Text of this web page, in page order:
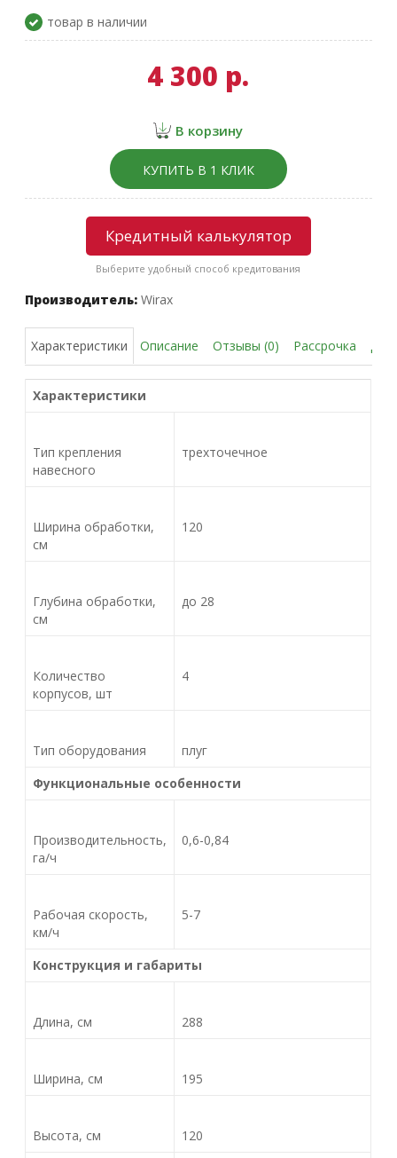
товар в наличии
4 300 р.
В корзину
КУПИТЬ В 1 КЛИК
Кредитный калькулятор
Выберите удобный способ кредитования
Производитель: Wirax
Характеристики Описание Отзывы (0) Рассрочка
Характеристики
Тип крепления
навесного
трехточечное
Ширина обработки,
см
120
Глубина обработки,
см
до 28
Количество
корпусов, шт
4
Тип оборудования
плуг
Функциональные особенности
Производительность,
га/ч
0,6-0,84
Рабочая скорость,
км/ч
5-7
Конструкция и габариты
Длина, см 288
Ширина, см 195
Высота, см 120